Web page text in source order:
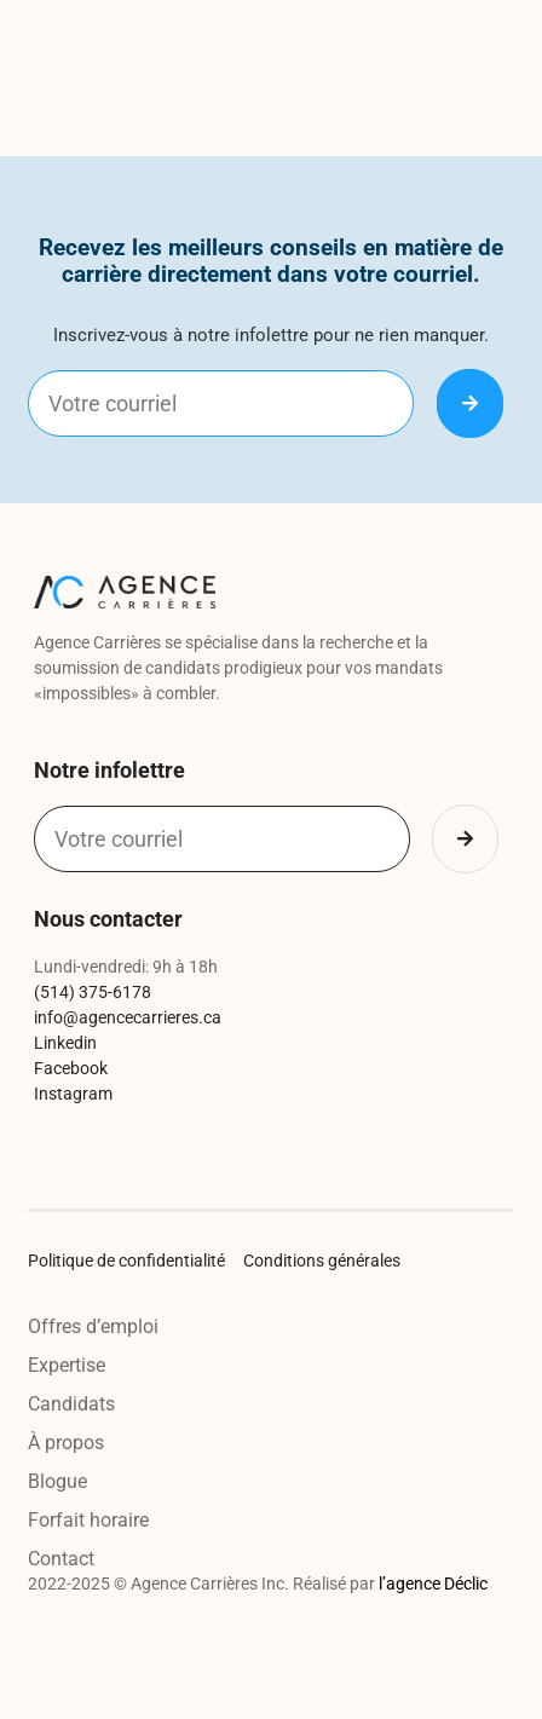
Recevez les meilleurs conseils en matière de
carrière directement dans votre courriel.
Inscrivez-vous à notre infolettre pour ne rien manquer.
Agence Carrières se spécialise dans la recherche et la
soumission de candidats prodigieux pour vos mandats
«impossibles» à combler.
Notre infolettre
Nous contacter
Lundi-vendredi: 9h à 18h
(514) 375-6178
info@agencecarrieres.ca
Linkedin
Facebook
Instagram
2022-2025 © Agence Carrières Inc. Réalisé par l’agence Déclic
Politique de confidentialité Conditions générales
Offres d’emploi
Expertise
Candidats
À propos
Blogue
Forfait horaire
Contact